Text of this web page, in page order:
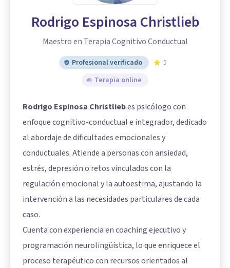
Rodrigo Espinosa Christlieb
Maestro en Terapia Cognitivo Conductual
Profesional verificado
5
Terapia online
Rodrigo Espinosa Christliebes psicólogo con
enfoque cognitivo-conductual e integrador, dedicado
al abordaje de dificultades emocionales y
conductuales. Atiende a personas con ansiedad,
estrés, depresión o retos vinculados con la
regulación emocional y la autoestima, ajustando la
intervención a las necesidades particulares de cada
caso.
Cuenta con experiencia en coaching ejecutivo y
programación neurolingüística, lo que enriquece el
proceso terapéutico con recursos orientados al